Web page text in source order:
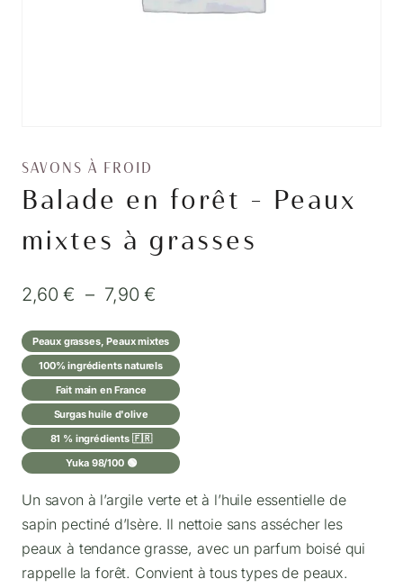
SAVONS À FROID
Balade en forêt – Peaux
mixtes à grasses
2,60€ – 7,90€
prix :
2,60 €
7,90 €
Peaux grasses, Peaux mixtes
100% ingrédients naturels
Fait main en France
Surgas huile d'olive
81 % ingrédients 🇫🇷
Yuka 98/100 🟢
Un savon à l’argile verte et à l’huile essentielle de
sapin pectiné d’Isère. Il nettoie sans assécher les
peaux à tendance grasse, avec un parfum boisé qui
rappelle la forêt. Convient à tous types de peaux.